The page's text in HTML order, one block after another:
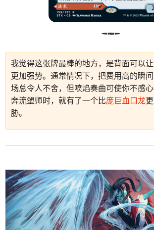
我觉得这张牌最棒的地方，是背面可以
更加强势。通常情况下，把费用高的瞬
场总令人不舍，但喷焰奏曲可使你不感
奔流塑师时，就有了一个比庞巨血口龙
胁。